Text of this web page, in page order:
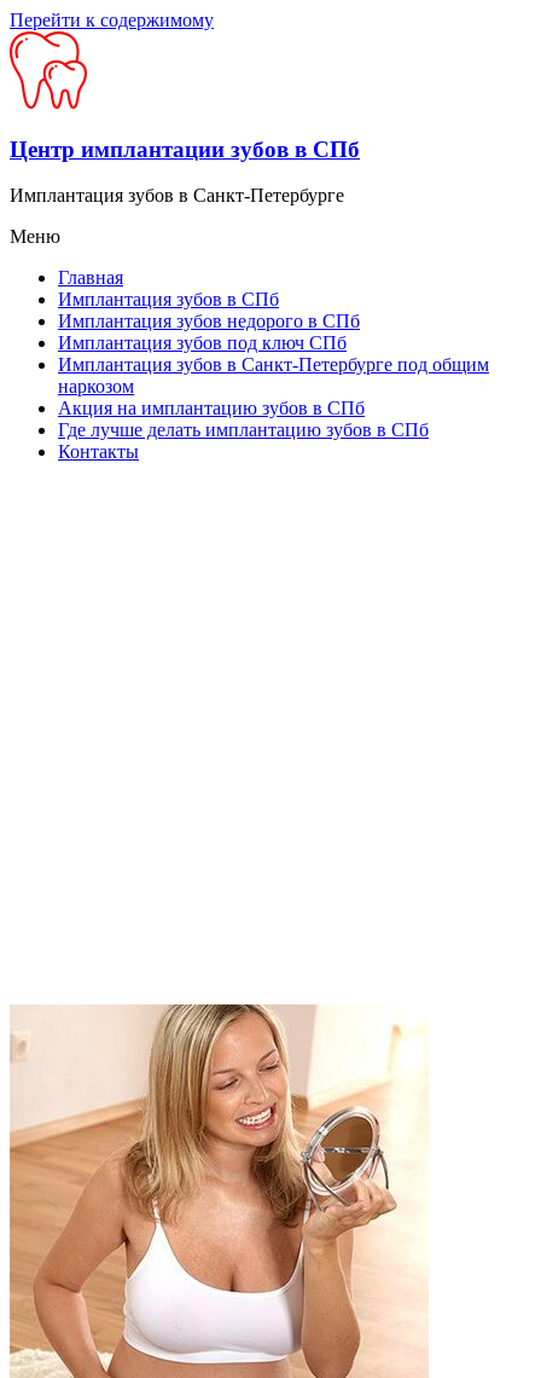
Перейти к содержимому
Центр имплантации зубов в СПб
Имплантация зубов в Санкт-Петербурге
Меню
Главная
Имплантация зубов в СПб
Имплантация зубов недорого в СПб
Имплантация зубов под ключ СПб
Имплантация зубов в Санкт-Петербурге под общим
наркозом
Акция на имплантацию зубов в СПб
Где лучше делать имплантацию зубов в СПб
Контакты